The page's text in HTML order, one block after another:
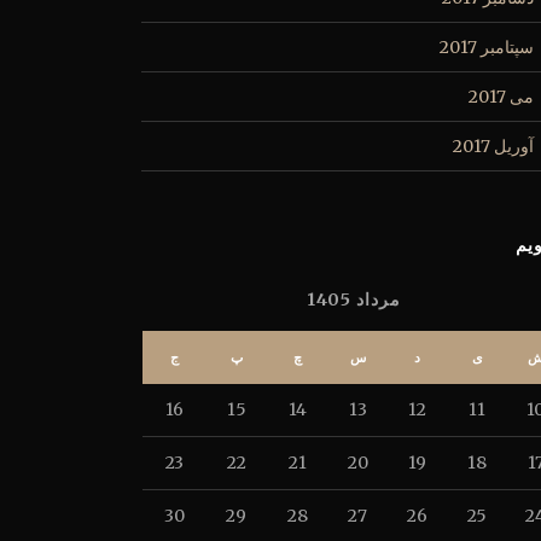
سپتامبر 2017
می 2017
آوریل 2017
مرداد 1405
ی د س چ پ ج
11
12
13
14
15
16
18
19
20
21
22
23
25
26
27
28
29
30